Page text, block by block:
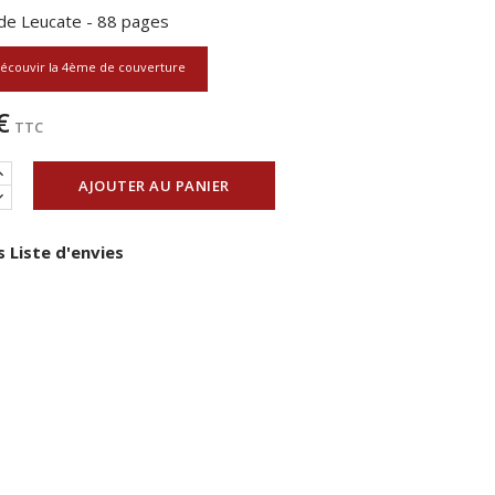
Leucate - 88 pages
la 4ème de couverture
TTC
AJOUTER AU PANIER
Liste d'envies